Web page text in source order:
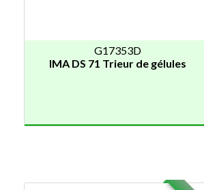
G17353D
IMA DS 71 Trieur de gélules